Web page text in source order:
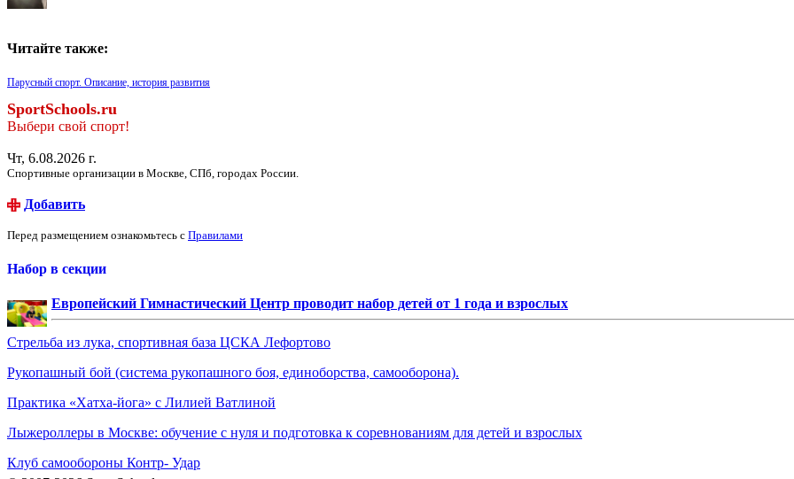
Читайте также:
Парусный спорт. Описание, история развития
SportSchools.ru
Выбери свой спорт!
Чт, 6.08.2026 г.
Спортивные организации в Москве, СПб, городах России.
Добавить
Перед размещением ознакомьтесь с Правилами
Набор в секции
Европейский Гимнастический Центр проводит набор детей от 1 года и взрослых
Стрельба из лука, спортивная база ЦСКА Лефортово
Рукопашный бой (система рукопашного боя, единоборства, самооборона).
Практика «Хатха-йога» с Лилией Ватлиной
Лыжероллеры в Москве: обучение с нуля и подготовка к соревнованиям для детей и взрослых
Клуб самообороны Контр- Удар